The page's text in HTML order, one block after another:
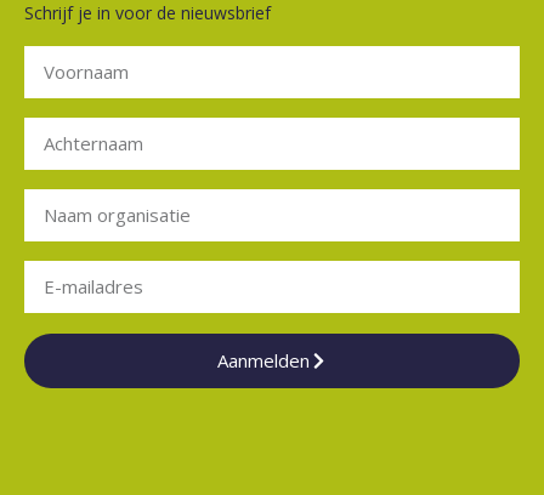
Schrijf je in voor de nieuwsbrief
Aanmelden